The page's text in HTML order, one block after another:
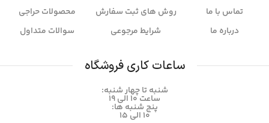
تماس با ما
درباره ما
روش های ثبت سفارش
شرایط مرجوعی
محصولات حراجی
سوالات متداول
ساعات کاری فروشگاه
شنبه تا چهار شنبه:
ساعت ۱۰ الی 19
پنج شنبه ها:
۱۰ الی 15